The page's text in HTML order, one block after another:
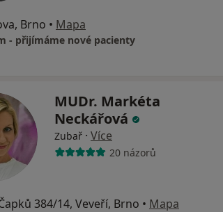
Brno • Mapa
- přijímáme nové pacienty
MUDr. Markéta
Neckářová
Zubař · Více
20 názorů
384/14, Veveří, Brno • Mapa